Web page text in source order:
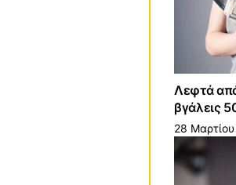
Λεφτά
βγάλεις
28